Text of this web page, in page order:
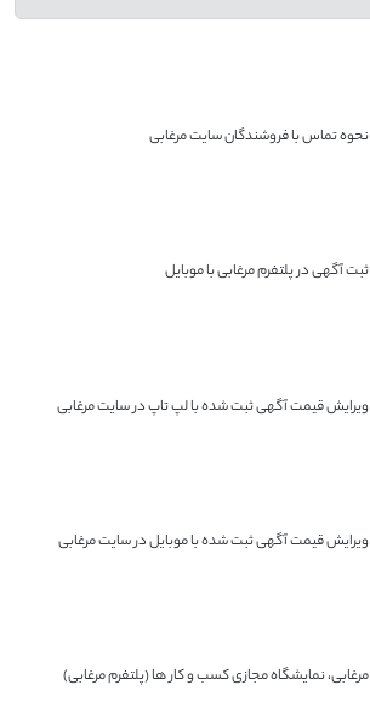
نحوه تماس با فروشندگان سایت مرغابی
ثبت آگهی در پلتفرم مرغابی با موبایل
ویرایش قیمت آگهی ثبت شده با لپ تاپ در سایت مرغابی
ویرایش قیمت آگهی ثبت شده با موبایل در سایت مرغابی
مرغابی، نمایشگاه مجازی کسب و کار ها (پلتفرم مرغابی)